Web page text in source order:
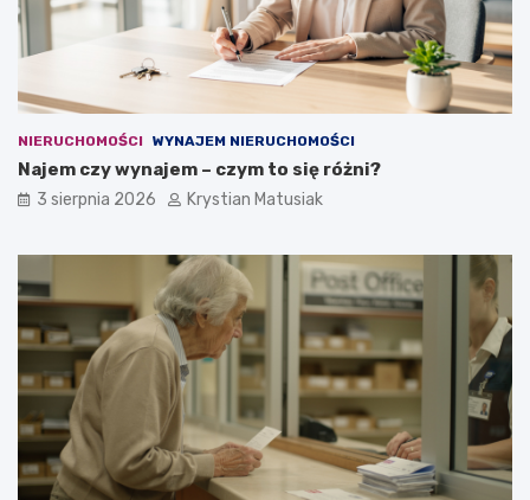
NIERUCHOMOŚCI WYNAJEM NIERUCHOMOŚCI
Najem czy wynajem – czym to się różni?
3 sierpnia 2026 Krystian Matusiak